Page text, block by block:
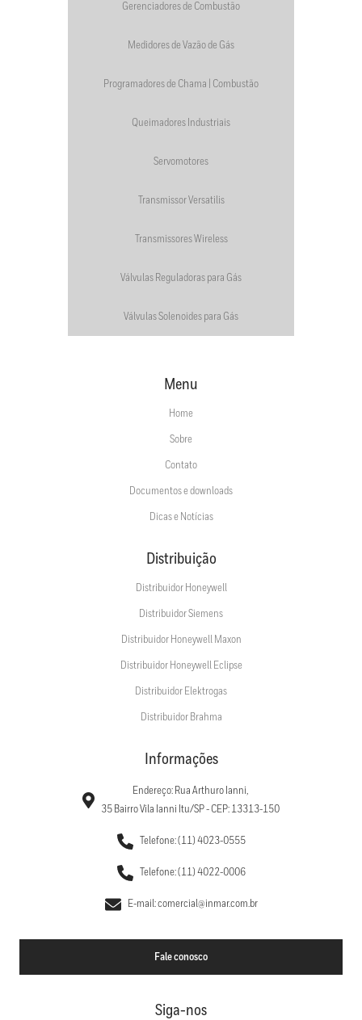
Gerenciadores de Combustão
Medidores de Vazão de Gás
Programadores de Chama | Combustão
Queimadores Industriais
Servomotores
Transmissor Versatilis
Transmissores Wireless
Válvulas Reguladoras para Gás
Válvulas Solenoides para Gás
Menu
Home
Sobre
Contato
Documentos e downloads
Dicas e Notícias
Distribuição
Distribuidor Honeywell
Distribuidor Siemens
Distribuidor Honeywell Maxon
Distribuidor Honeywell Eclipse
Distribuidor Elektrogas
Distribuidor Brahma
Informações
Endereço: Rua Arthuro Ianni,
35 Bairro Vila Ianni Itu/SP - CEP: 13313-150
Telefone: (11) 4023-0555
Telefone: (11) 4022-0006
E-mail: comercial@inmar.com.br
Fale conosco
Siga-nos